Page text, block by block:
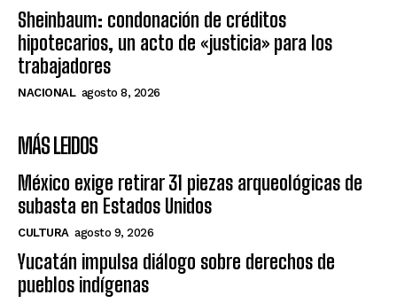
Sheinbaum: condonación de créditos
hipotecarios, un acto de «justicia» para los
trabajadores
NACIONAL agosto 8, 2026
MÁS LEIDOS
México exige retirar 31 piezas arqueológicas de
subasta en Estados Unidos
CULTURA agosto 9, 2026
Yucatán impulsa diálogo sobre derechos de
pueblos indígenas